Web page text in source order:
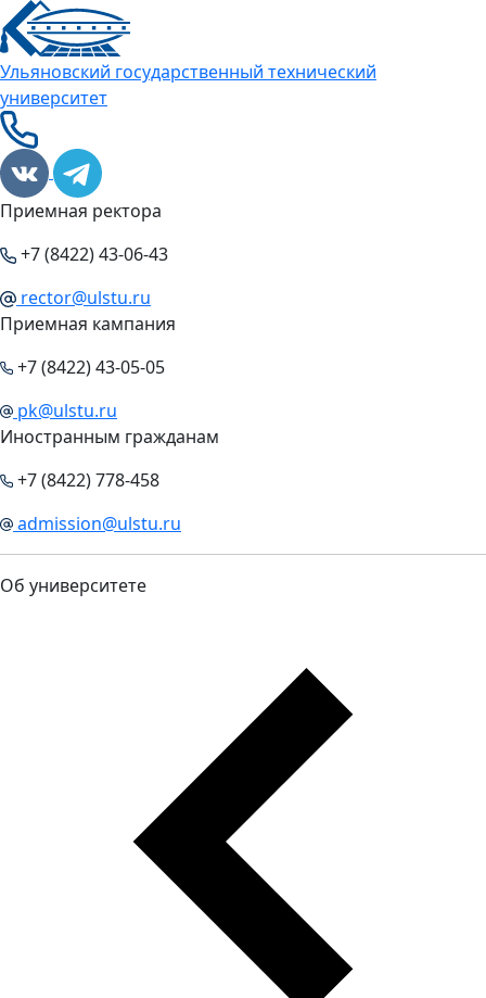
Ульяновский государственный технический
университет
Приемная ректора
+7 (8422) 43-06-43
rector@ulstu.ru
Приемная кампания
+7 (8422) 43-05-05
pk@ulstu.ru
Иностранным гражданам
+7 (8422) 778-458
admission@ulstu.ru
Об университете